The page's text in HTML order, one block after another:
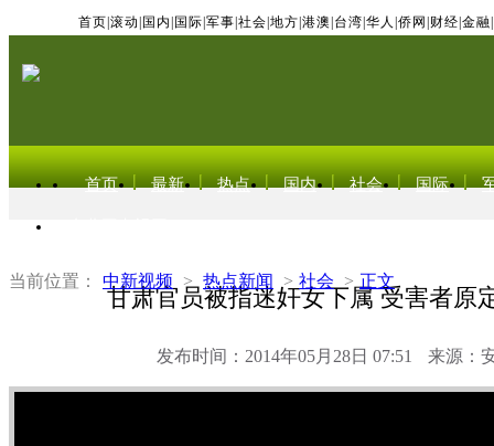
首页 滚动 国内 国际 军事 社会 地方 港澳 台湾 华人 侨网 财经 金融
首页 最新 热点 国内 社会 国际
当前位置： 中新视频 > 热点新闻 > 社会 > 正文
甘肃官员被指迷奸女下属 受害者原
发布时间：2014年05月28日 07:51 来源：